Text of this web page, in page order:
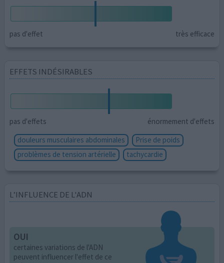
pas d'effet très efficace
EFFETS INDÉSIRABLES
pas d'effets
énormement d'effets
douleurs musculaires abdominales
Prise de poids
problèmes de tension artérielle
tachycardie
L’INFLUENCE DE L'ADN
OUI
certaines variations de l'ADN
peuvent influencer l'effet de ce